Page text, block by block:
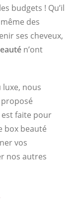
budgets ! Qu’il
des
ses cheveux,
n’ont
luxe, nous
est faite pour
box beauté
vos
nos autres